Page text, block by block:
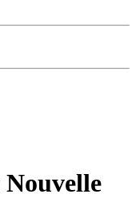
Nouvelle